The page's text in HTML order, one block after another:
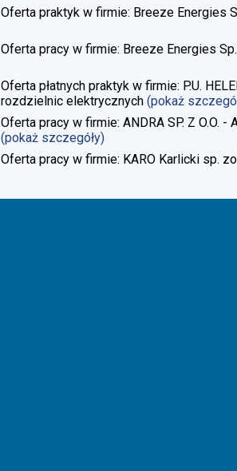
Oferta praktyk w firmie: Breeze Energies
Oferta pracy w firmie: Breeze Energies
Oferta płatnych praktyk w firmie: P.U.
rozdzielnic elektrycznych (pokaż
Oferta pracy w firmie: ANDRA SP. Z O.O.
(pokaż szczegóły)
Oferta pracy w firmie: KARO Karlicki sp.